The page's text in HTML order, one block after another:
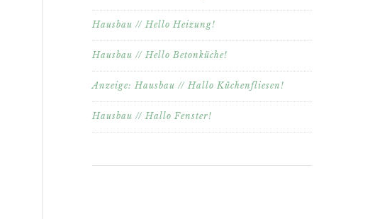
Hausbau // Hello Heizung!
Hausbau // Hello Betonküche!
Anzeige: Hausbau // Hallo Küchenfliesen!
Hausbau // Hallo Fenster!